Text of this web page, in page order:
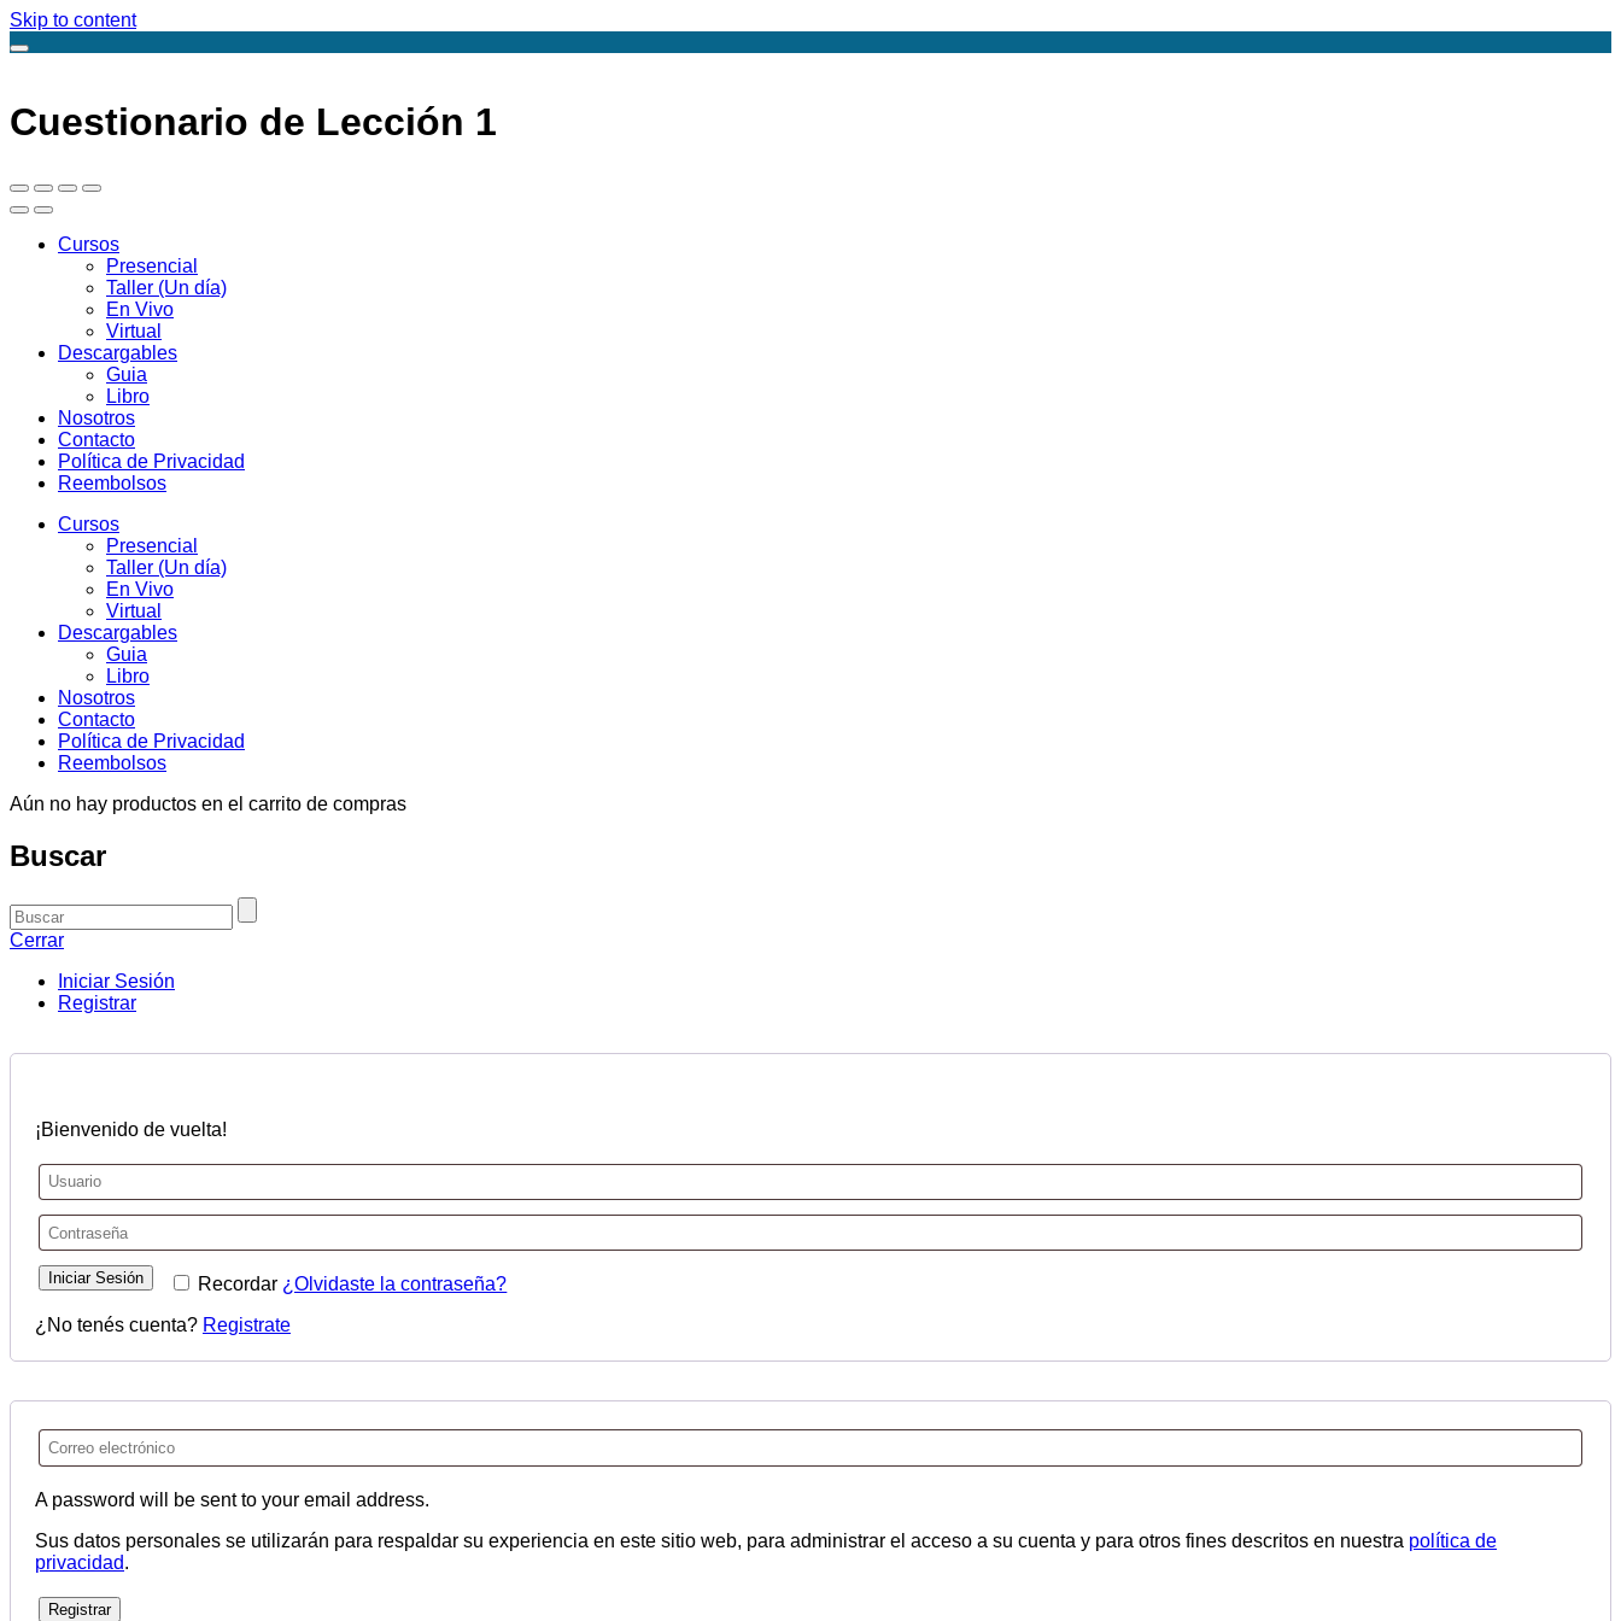
Skip to content
Cuestionario de Lección 1
Cursos
Presencial
Taller (Un día)
En Vivo
Virtual
Descargables
Guia
Libro
Nosotros
Contacto
Política de Privacidad
Reembolsos
Cursos
Presencial
Taller (Un día)
En Vivo
Virtual
Descargables
Guia
Libro
Nosotros
Contacto
Política de Privacidad
Reembolsos
Aún no hay productos en el carrito de compras
Buscar
Cerrar
Iniciar Sesión
Registrar
¡Bienvenido de vuelta!
Recordar ¿Olvidaste la contraseña?
Iniciar Sesión
¿No tenés cuenta? Registrate
A password will be sent to your email address.
Sus datos personales se utilizarán para respaldar su experiencia en este sitio web, para administrar el acceso a su cuenta y para otros fines descritos en nuestra política de
privacidad.
Registrar